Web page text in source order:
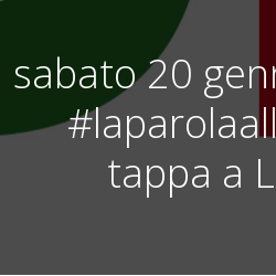
sabato 20
tappa a